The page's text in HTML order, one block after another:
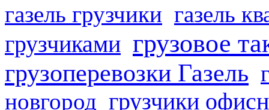
газель грузчики газель
грузчиками грузовое
грузоперевозки Газель
новгород грузчики